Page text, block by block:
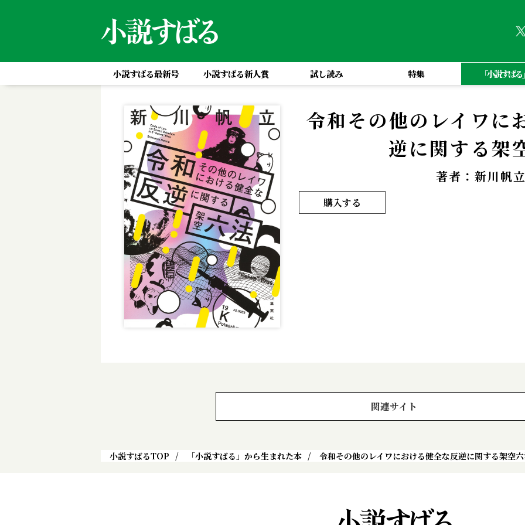
小説すばる最新号 小説すばる新人賞 試し読み 特集 「小説すば
令和その他のレイワに
逆に関する架
著者：新川帆
購入する
関連サイト
小説すばるTOP 「小説すばる」から生まれた本 令和その他のレイワにおける健全な反逆に関する架空